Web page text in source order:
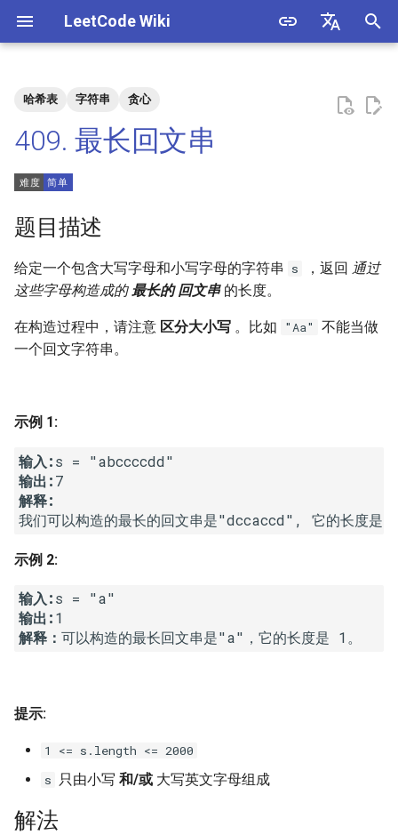
LeetCode Wiki
始
化
搜
引
7. 重建二叉树
9. 用两个栈实现队列
10.2. 青蛙跳台阶问题
11. 旋转数组的最小数字
12. 矩阵中的路径
13. 机器人的运动范围
14.1. 剪绳子
14.2. 剪绳子 II
17. 打印从 1 到最大的 n 位数
18. 删除链表的节点
数
4. 只出现一次的数字
5. 单词长度的最大乘积
6. 排序数组中两个数字之和
数组
9. 乘积小于 K 的子数组
10. 和为 k 的子数组
11. 和 1 个数相同的子数组
12. 左右两边子数组的和相等
15. 字符串中的所有变位词
16. 不含重复字符的最长子字
1.5. 一次编辑
1.6. 字符串压缩
1.8. 零矩阵
1.9. 字符串轮转
2.1. 移除重复节点
2.2. 返回倒数第 k 个节点
2.3. 删除中间节点
2.4. 分割链表
2.7. 链表相交
2.8. 环路检测
哈希表 字符串 贪心
409. 最长回文串
题目描述
给定一个包含大写字母和小写字母的字符串 s ，返回 通过
这些字母构造成的最长的回文串的长度。
在构造过程中，请注意 区分大小写 。比如 "Aa"
不能当做
一个回文字符串。
示例 1:
输入:
输出:
解释:
示例 2:
输入:
输出:
解释：
提示:
1 <= s.length <= 2000
s
只由小写 和/或 大写英文字母组成
解法